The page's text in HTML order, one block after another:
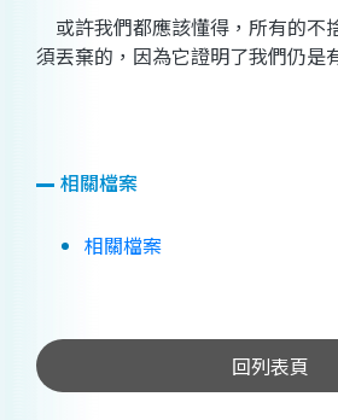
或許我們都應該懂得，所有的不
須丟棄的，因為它證明了我們仍是
相關檔案
相關檔案
回列表頁